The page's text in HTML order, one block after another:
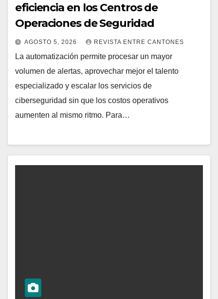
eficiencia en los Centros de
Operaciones de Seguridad
AGOSTO 5, 2026 REVISTA ENTRE CANTONES
La automatización permite procesar un mayor
volumen de alertas, aprovechar mejor el talento
especializado y escalar los servicios de
ciberseguridad sin que los costos operativos
aumenten al mismo ritmo. Para…